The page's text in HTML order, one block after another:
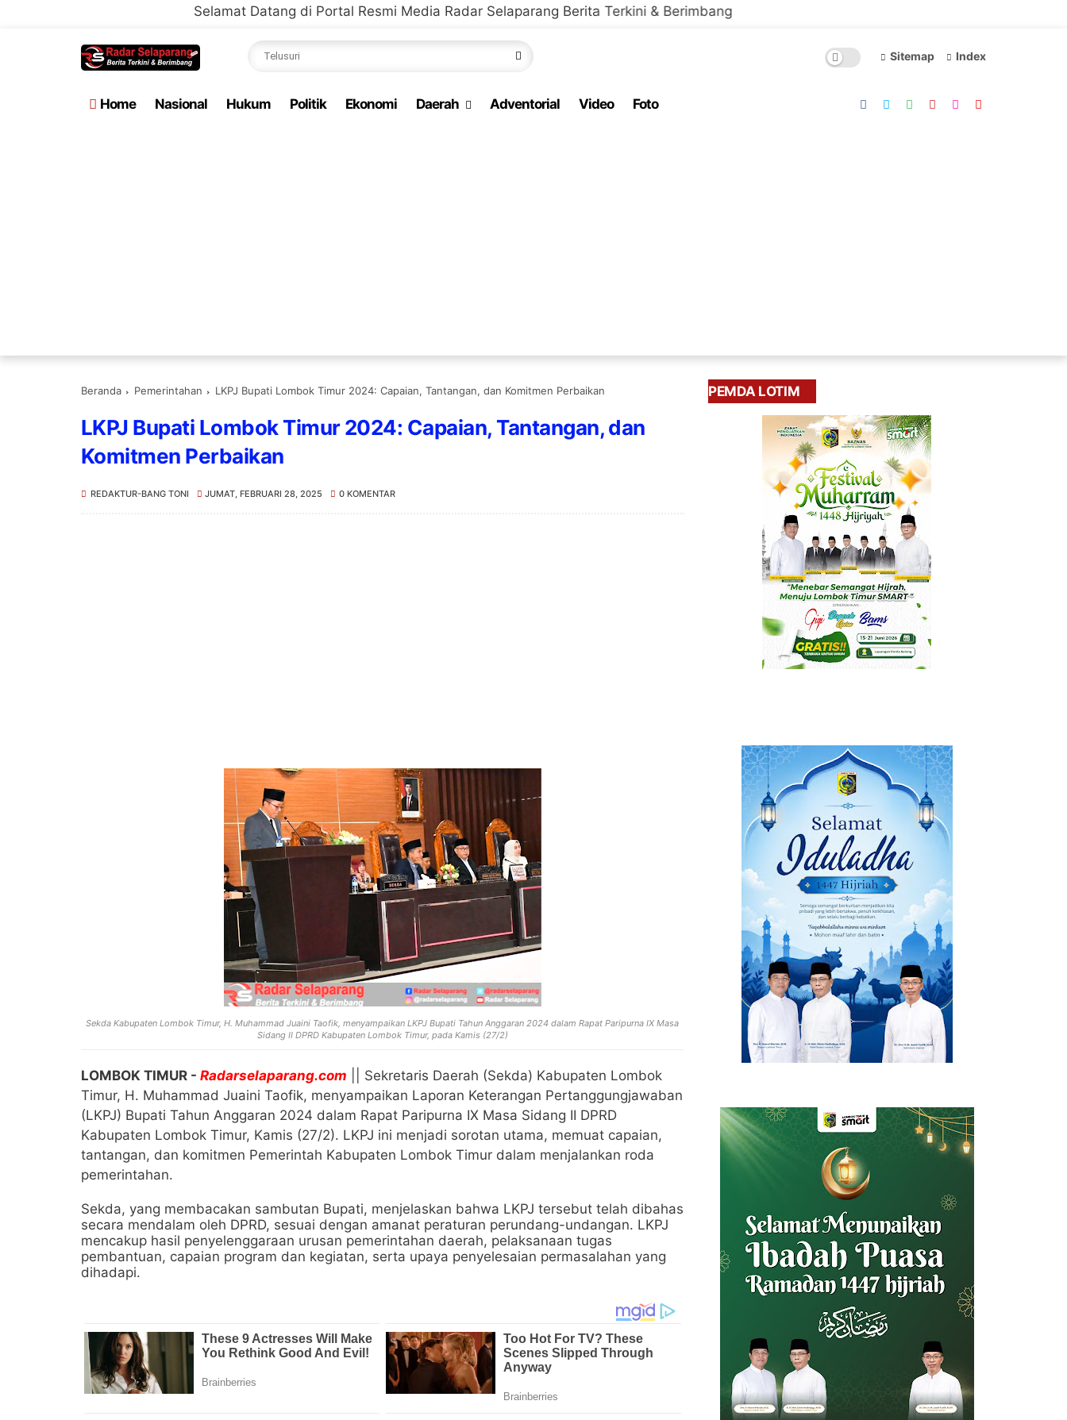
Selamat Datang di Portal Resmi Media Radar Selaparang Berita Terkini & Berimbang
Sitemap Index
Home Nasional Hukum Politik Ekonomi Daerah Adventorial Video Foto
Beranda Pemerintahan LKPJ Bupati Lombok Timur 2024: Capaian, Tantangan, dan Komitmen Perbaikan
LKPJ Bupati Lombok Timur 2024: Capaian, Tantangan, dan
Komitmen Perbaikan
REDAKTUR-BANG TONI JUMAT, FEBRUARI 28, 2025 0 KOMENTAR
Sekda Kabupaten Lombok Timur, H. Muhammad Juaini Taofik, menyampaikan LKPJ Bupati Tahun Anggaran 2024 dalam Rapat Paripurna IXMasa
Sidang II DPRD Kabupaten Lombok Timur, pada Kamis (27/2)
LOMBOK TIMUR - Radarselaparang.com || Sekretaris Daerah (Sekda) Kabupaten Lombok
Timur, H. Muhammad Juaini Taofik, menyampaikan Laporan Keterangan Pertanggungjawaban
(LKPJ) Bupati Tahun Anggaran 2024 dalam Rapat Paripurna IX Masa Sidang II DPRD
Kabupaten Lombok Timur, Kamis (27/2). LKPJ ini menjadi sorotan utama, memuat capaian,
tantangan, dan komitmen Pemerintah Kabupaten Lombok Timur dalam menjalankan roda
pemerintahan.
Sekda, yang membacakan sambutan Bupati, menjelaskan bahwa LKPJ tersebut telah dibahas
secara mendalam oleh DPRD, sesuai dengan amanat peraturan perundang-undangan. LKPJ
mencakup hasil penyelenggaraan urusan pemerintahan daerah, pelaksanaan tugas
pembantuan, capaian program dan kegiatan, serta upaya penyelesaian permasalahan yang
dihadapi.
PEMDA LOTIM